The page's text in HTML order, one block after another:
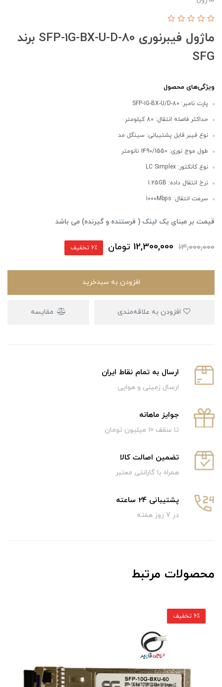
ماژول فیبرنوری SFP-1G-BX-U-D-80 برند
SFG
ویژگی‌های محصول
پارت نامبر: SFP-1G-BX-U/D-80
حداکثر فاصله انتقال: 80 کیلومتر
نوع فیبر قابل پشتیبانی: سینگل مد
طول موج نوری: 1490/1550 نانومتر
نوع کانکتور: LC Simplex
نرخ انتقال داده: 1.25GB
سرعت انتقال: 1000Mbps
قیمت بر مبنای یک لینک ( فرستنده و گیرنده) می باشد
13,000,000
12,300,000 تومان 6٪ تخفیف
افزودن به سبدخرید
مقایسه
ارسال به تمام نقاط ایران
ارسال زمینی و هوایی
جوایز ماهانه
تا سقف 10 میلیون تومان
تضمین اصالت کالا
همراه با گارانتی معتبر
پشتیبانی 24 ساعته
در 7 روز هفته
محصولات مرتبط